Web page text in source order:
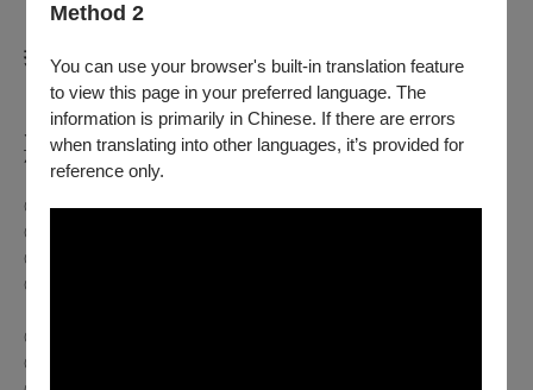
Method 2
You can use your browser's built-in translation feature
to view this page in your preferred language. The
information is primarily in Chinese. If there are errors
when translating into other languages, it’s provided for
reference only.
折扣方案
【文化幣使用及相關活動說明】
凡持文化幣APP購買本中心電影票券，可享會員優惠價（僅限
於 OPENTIX 網站與 App 線上折抵，實體交易不適用）。
◎ 全票｜220元／張
◎ TFAI會員票｜學生票 180元／張
◎ 孩童票｜敬老票 110元／張
◎ 身心障礙票｜本場次設有身心障礙席次可免費索取
◎ General: NTD 220/Ticket
◎ TFAI Member or Student: NTD 180/Ticket